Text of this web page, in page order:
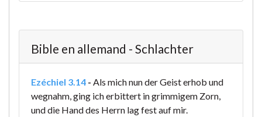
Bible en allemand - Schlachter
Ezéchiel 3.14 - Als mich nun der Geist erhob und
wegnahm, ging ich erbittert in grimmigem Zorn,
und die Hand des Herrn lag fest auf mir.